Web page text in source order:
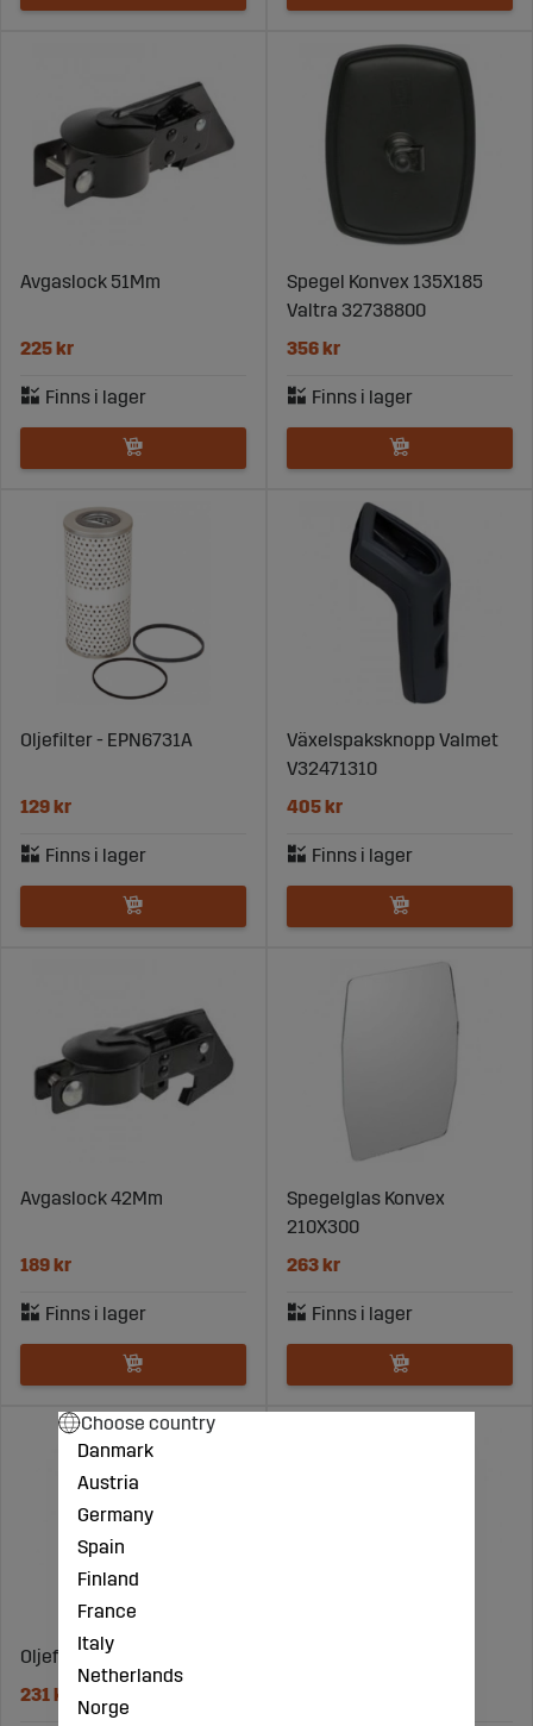
Avgaslock 51Mm
225 kr
Spegel Konvex 135X185
Valtra 32738800
356 kr
Oljefilter - EPN6731A
129 kr
Växelspaksknopp Valmet
V32471310
405 kr
Avgaslock 42Mm
189 kr
Spegelglas Konvex
210X300
263 kr
Oljefilter - 836162572
231 kr
Choose country
Danmark
Austria
Germany
Spain
Finland
France
Italy
Netherlands
Norge